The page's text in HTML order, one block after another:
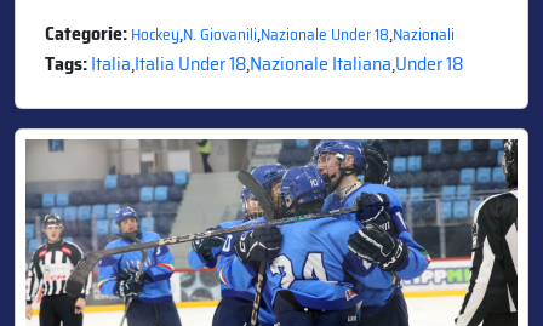
Categorie:Hockey,N. Giovanili,Nazionale Under 18,Nazionali
Tags:Italia,Italia Under 18,Nazionale Italiana,Under 18